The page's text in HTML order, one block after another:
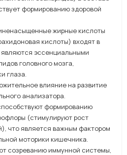
формированию здоровой
жирные кислоты
кислоты) входят в
являются эссенциальными
головного мозга,
глаза.
влияние на развитие
анализатора.
формированию
(стимулируют рост
что является важным фактором
моторики кишечника.
созреванию иммунной системы,